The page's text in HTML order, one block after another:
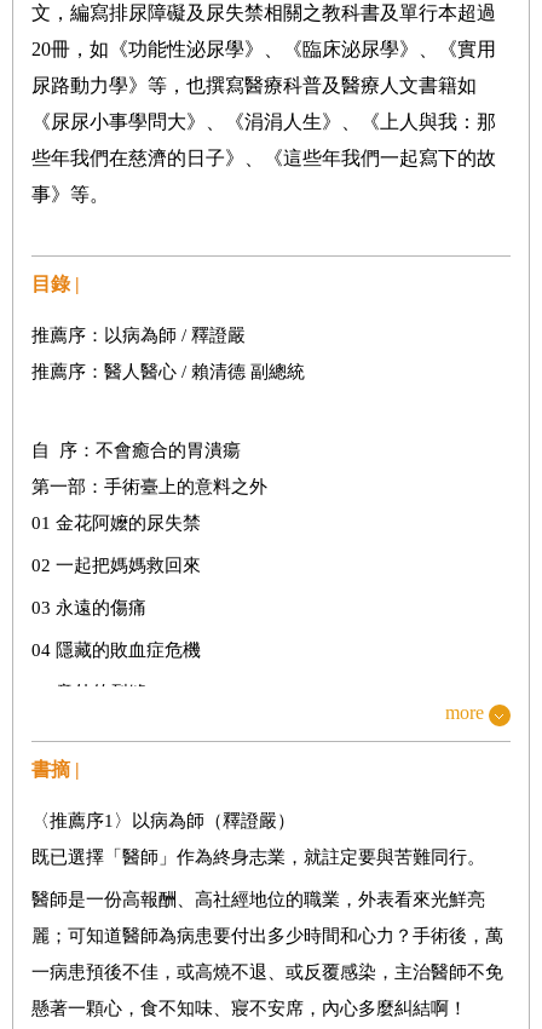
文，編寫排尿障礙及尿失禁相關之教科書及單行本超過
20冊，如《功能性泌尿學》、《臨床泌尿學》、《實用
尿路動力學》等，也撰寫醫療科普及醫療人文書籍如
《尿尿小事學問大》、《涓涓人生》、《上人與我：那
些年我們在慈濟的日子》、《這些年我們一起寫下的故
事》等。
目錄 |
推薦序：以病為師 / 釋證嚴
推薦序：醫人醫心 / 賴清德 副總統
自 序：不會癒合的胃潰瘍
第一部：手術臺上的意料之外
01 金花阿嬤的尿失禁
02 一起把媽媽救回來
03 永遠的傷痛
04 隱藏的敗血症危機
05 意外的裂縫
07 流個不停的血水
第二部 醫療現場的長期關懷
08 忘不了的那個眼神
09 永恆的苦難與負擔
10 讓她自由吧！
more
書摘 |
〈推薦序1〉以病為師（釋證嚴）
既已選擇「醫師」作為終身志業，就註定要與苦難同行。
醫師是一份高報酬、高社經地位的職業，外表看來光鮮亮
麗；可知道醫師為病患要付出多少時間和心力？手術後，萬
一病患預後不佳，或高燒不退、或反覆感染，主治醫師不免
懸著一顆心，食不知味、寢不安席，內心多麼糾結啊！